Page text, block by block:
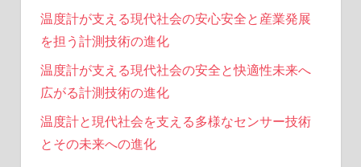
温度計が支える現代社会の安心安全と産業発展
を担う計測技術の進化
温度計が支える現代社会の安全と快適性未来へ
広がる計測技術の進化
温度計と現代社会を支える多様なセンサー技術
とその未来への進化